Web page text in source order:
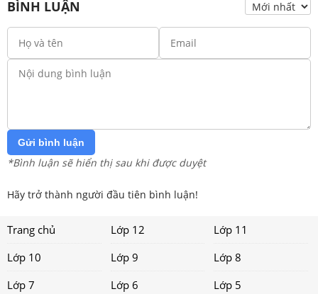
BÌNH LUẬN
Gửi bình luận
*Bình luận sẽ hiển thị sau khi được duyệt
Hãy trở thành người đầu tiên bình luận!
Trang chủ Lớp 12
Lớp 11
Lớp 10
Lớp 9
Lớp 8
Lớp 7
Lớp 6 Lớp 5